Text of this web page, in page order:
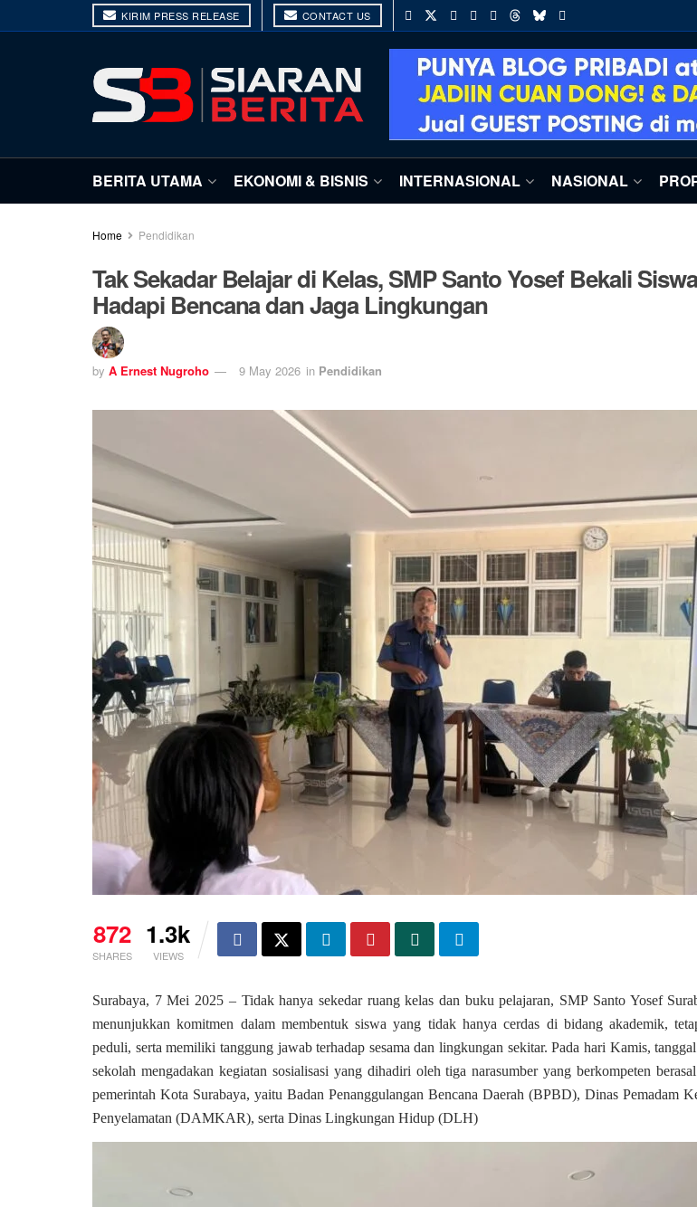
KIRIM PRESS RELEASE CONTACT US
BERITA UTAMA EKONOMI & BISNIS INTERNASIONAL NASIONAL
Home Pendidikan
Tak Sekadar Belajar di Kelas, SMP Santo Yosef Bekali Siswa
Hadapi Bencana dan Jaga Lingkungan
by A Ernest Nugroho 9 May 2026 in Pendidikan
872
SHARES
1.3k
VIEWS
Surabaya, 7 Mei 2025 – Tidak hanya sekedar ruang kelas dan buku pelajaran, SMP Santo Yosef
menunjukkan komitmen dalam membentuk siswa yang tidak hanya cerdas di bidang akademik,
peduli, serta memiliki tanggung jawab terhadap sesama dan lingkungan sekitar. Pada hari Kamis,
sekolah mengadakan kegiatan sosialisasi yang dihadiri oleh tiga narasumber yang berkompeten
pemerintah Kota Surabaya, yaitu Badan Penanggulangan Bencana Daerah (BPBD), Dinas Pemadam
Penyelamatan (DAMKAR), serta Dinas Lingkungan Hidup (DLH)